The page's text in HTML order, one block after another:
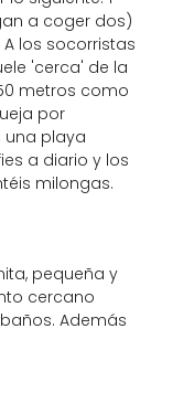
a coger dos)
los socorristas
'cerca' de la
metros como
por
una playa
a diario y los
milongas.
pequeña y
cercano
Además